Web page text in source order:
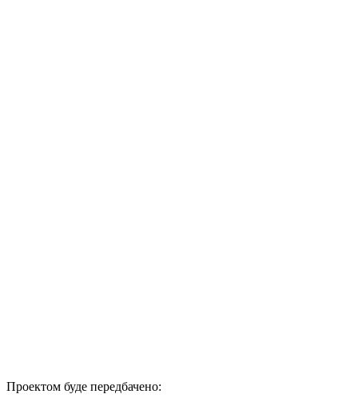
Проектом буде передбачено: